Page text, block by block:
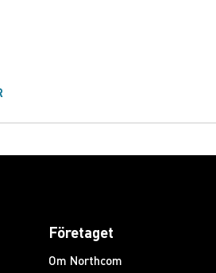
Företaget
Om Northcom